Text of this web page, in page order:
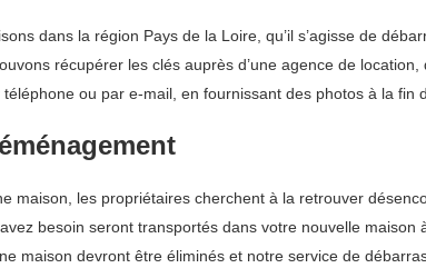
dans la région Pays de la Loire, qu’il s’agisse de
récupérer les clés auprès d’une agence de
ou par e-mail, en fournissant des photos à la fin
maison, les propriétaires cherchent à la retrouver
besoin seront transportés dans votre nouvelle
maison devront être éliminés et notre service de